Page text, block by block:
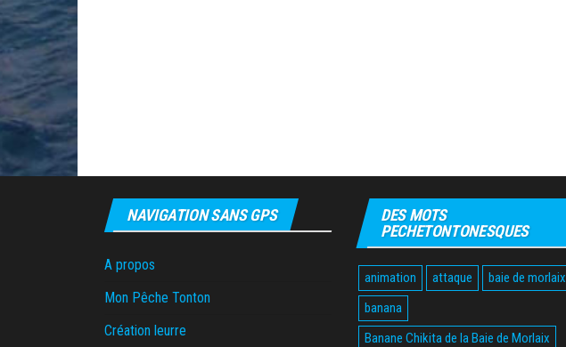
NAVIGATION SANS GPS
A propos
Mon Pêche Tonton
Création leurre
DES MOTS
PECHETONTONESQUES
animation attaque
baie de morlaix
banana
Banane Chikita de la Baie de Morlaix